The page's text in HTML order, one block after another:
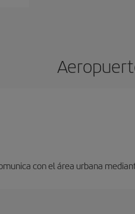
con el área urbana